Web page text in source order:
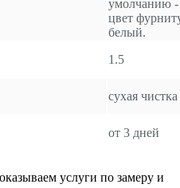
умолчанию -
цвет
белый.
1.5
сухая чистка
от 3 дней
услуги по замеру и